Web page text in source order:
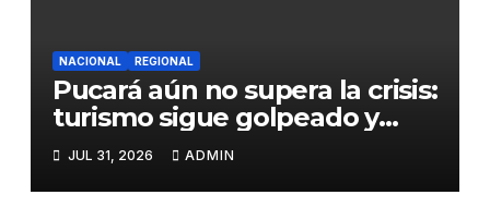
NACIONAL REGIONAL
Pucará aún no supera la crisis:
turismo sigue golpeado y
alcaldesa exige al nuevo
Gobierno fondos para obras
paralizadas
JUL 31, 2026 ADMIN